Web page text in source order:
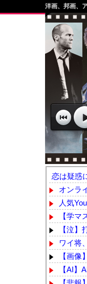
洋画、邦画、
恋は疑惑
オンラ
人気
【学
【泣
ワイ将
【画
【AI